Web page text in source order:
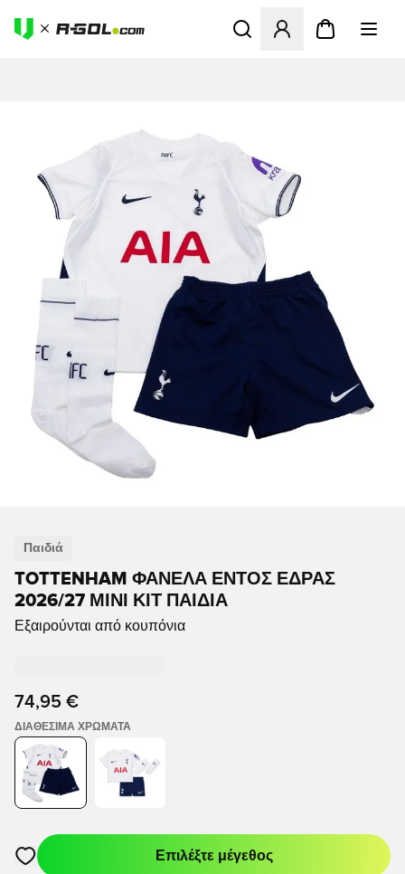
Ανοίγει ένα Modal για να
Παιδιά
TOTTENHAM ΦΑΝΈΛΑ ΕΝΤΌΣ ΈΔΡΑΣ
2026/27 ΜΊΝΙ ΚΙΤ ΠΑΙΔΙΆ
Εξαιρούνται από κουπόνια
74,95 €
ΔΙΑΘΈΣΙΜΑ ΧΡΏΜΑΤΑ
Ανοίγει ένα Modal για να συνδεθείτε ή να εγγραφείτε ως
Επιλέξτε μέγεθος